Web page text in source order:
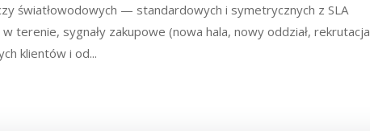
światłowodowych — standardowych i symetrycznych z SLA
terenie, sygnały zakupowe (nowa hala, nowy oddział, rekrutacja
klientów i od...